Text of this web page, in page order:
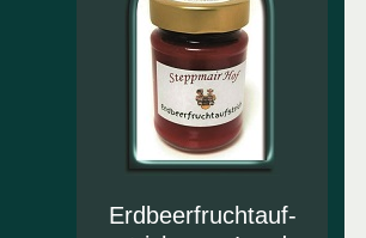
Erdbeerfruchtauf-